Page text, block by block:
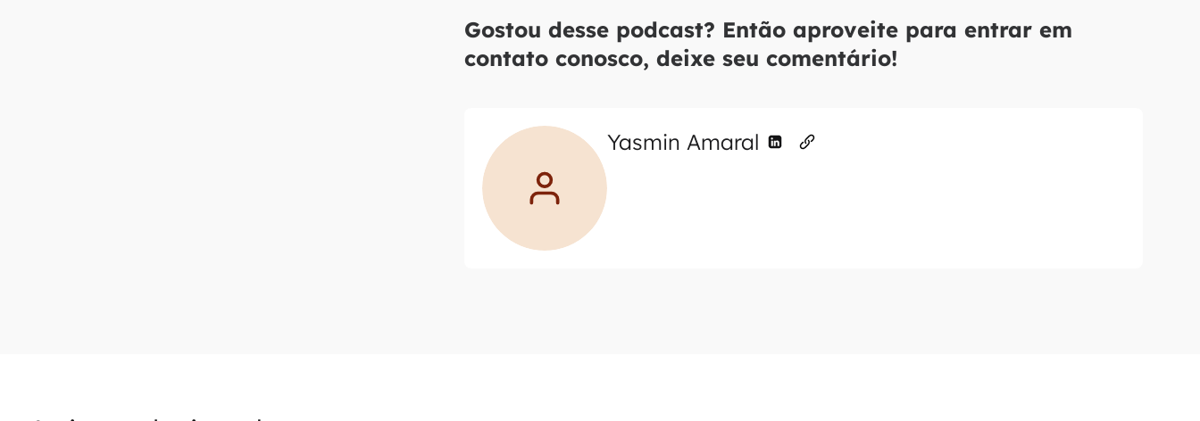
Gostou desse podcast? Então aproveite para entrar em
contato conosco, deixe seu comentário!
Yasmin Amaral